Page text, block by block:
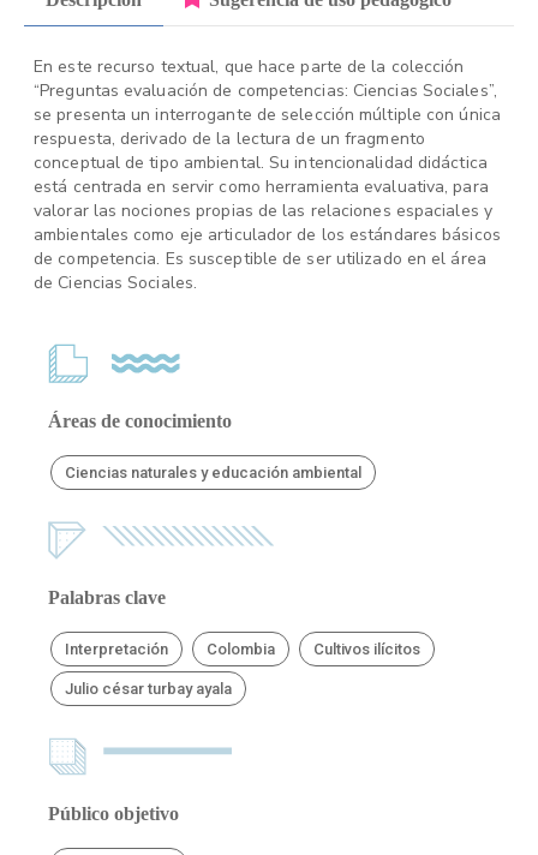
En este recurso textual, que hace parte de la colección
“Preguntas evaluación de competencias: Ciencias Sociales”,
se presenta un interrogante de selección múltiple con única
respuesta, derivado de la lectura de un fragmento
conceptual de tipo ambiental. Su intencionalidad didáctica
está centrada en servir como herramienta evaluativa, para
valorar las nociones propias de las relaciones espaciales y
ambientales como eje articulador de los estándares básicos
de competencia. Es susceptible de ser utilizado en el área
de Ciencias Sociales.
Áreas de conocimiento
Ciencias naturales y educación ambiental
Palabras clave
Interpretación Colombia Cultivos ilícitos
Julio césar turbay ayala
Público objetivo